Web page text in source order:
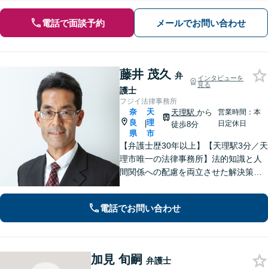
電話で面談予約 メールでお問い合わせ
藤井 茂久 弁
護士
インタビューを
見る
フジイ法律事務所
奈
良
県
|
天
理
市
天理駅から
徒歩8分
営業時間：本
日定休日
【弁護士歴30年以上】【天理駅3分／天
理市唯一の法律事務所】法的知識と人
間関係への配慮を両立させた解決策を
法書士・不動産鑑定士など」相続に関
わる問題を総合的に解決へ導きます
電話でお問い合わせ
加見 旬嗣 弁護士